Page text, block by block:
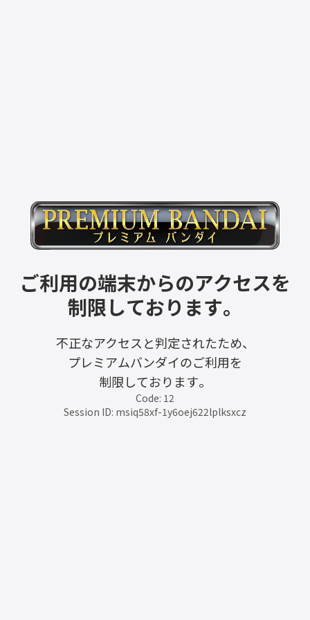
ご利用の端末からのアクセスを
制限しております。
不正なアクセスと判定されたため、
プレミアムバンダイのご利用を
制限しております。
Code: 12
Session ID: msiq58xf-1y6oej622lplksxcz